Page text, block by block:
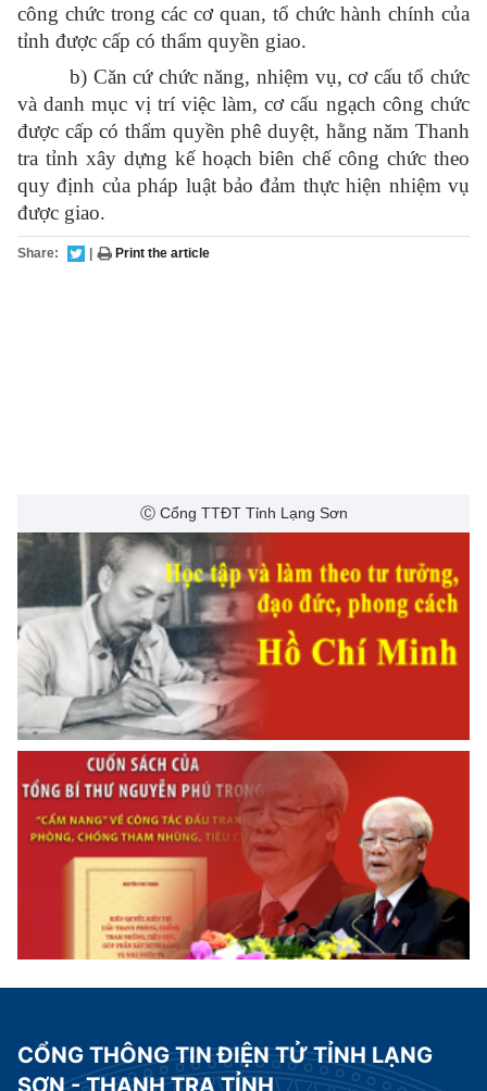
công chức trong các cơ quan, tổ chức hành chính của
tỉnh được cấp có thẩm quyền giao.
b) Căn cứ chức năng, nhiệm vụ, cơ cấu tổ chức
và danh mục vị trí việc làm, cơ cấu ngạch công chức
được cấp có thẩm quyền phê duyệt, hằng năm Thanh
tra tỉnh xây dựng kế hoạch biên chế công chức theo
quy định của pháp luật bảo đảm thực hiện nhiệm vụ
được giao.
Share: Print the article
Ⓒ Cổng TTĐT Tỉnh Lạng Sơn
CỔNG THÔNG TIN ĐIỆN TỬ TỈNH LẠNG
SƠN - THANH TRA TỈNH